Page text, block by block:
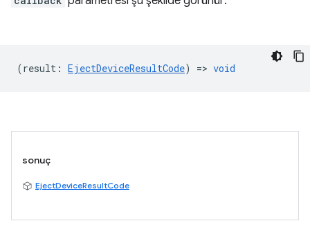
(result : EjectDeviceResultCode) => void
sonuç
EjectDeviceResultCode